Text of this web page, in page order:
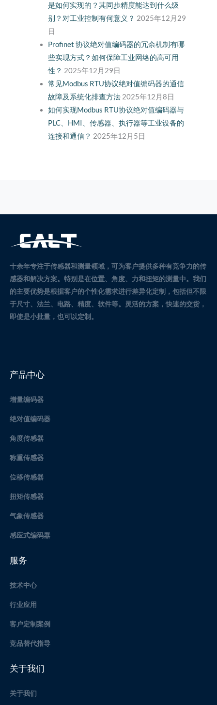
是如何实现的？其同步精度能达到什么级
别？对工业控制有何意义？ 2025年12月29
日
Profinet 协议绝对值编码器的冗余机制有哪
些实现方式？如何保障工业网络的高可用
性？ 2025年12月29日
常见Modbus RTU协议绝对值编码器的通信
故障及系统化排查方法 2025年12月8日
如何实现Modbus RTU协议绝对值编码器与
PLC、HMI、传感器、执行器等工业设备的
连接和通信？ 2025年12月5日
十余年专注于传感器和测量领域，可为客户提供多种有竞争力的传
感器和解决方案。 特别是在位置、角度、力和扭矩的测量中。 我们
的主要优势是根据客户的个性化需求进行差异化定制，包括但不限
于尺寸、法兰、电路、精度、软件等。灵活的方案，快速的交货，
即使是小批量，也可以定制。
产品中心
增量编码器
绝对值编码器
角度传感器
称重传感器
位移传感器
扭矩传感器
气象传感器
感应式编码器
服务
技术中心
行业应用
客户定制案例
竞品替代指导
关于我们
关于我们